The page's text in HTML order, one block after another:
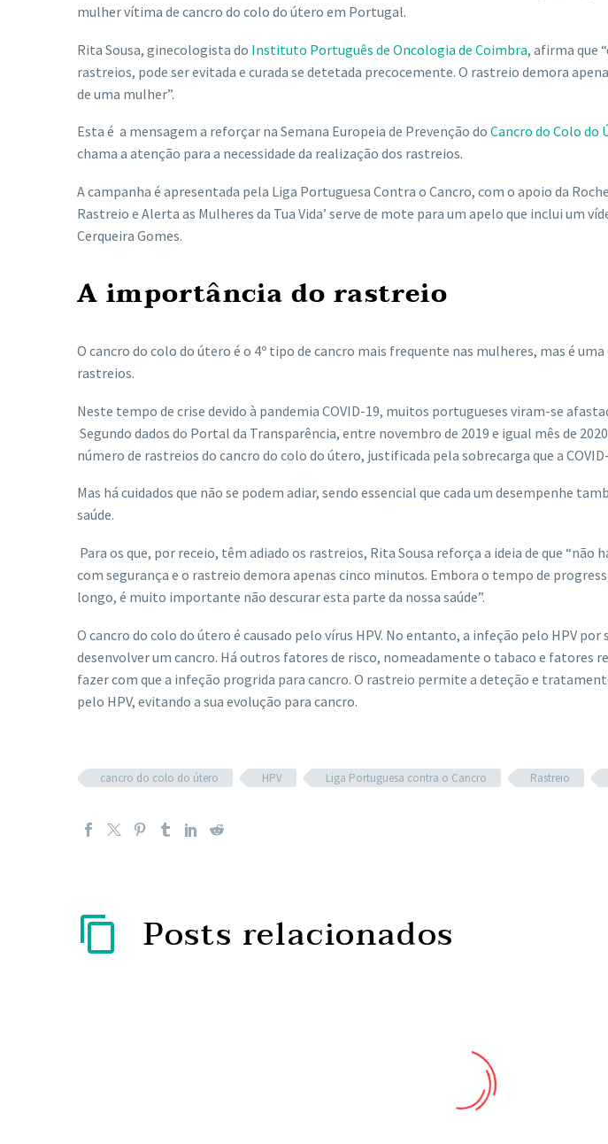
mulher vítima de cancro do colo do útero em Portugal.
Rita Sousa, ginecologista do Instituto Português de Oncologia de Coimbra, afirma que
rastreios, pode ser evitada e curada se detetada precocemente. O rastreio demora
de uma mulher”.
Esta é a mensagem a reforçar na Semana Europeia de Prevenção do Cancro do Colo do
chama a atenção para a necessidade da realização dos rastreios.
A campanha é apresentada pela Liga Portuguesa Contra o Cancro, com o apoio da
Rastreio e Alerta as Mulheres da Tua Vida’ serve de mote para um apelo que inclui um
Cerqueira Gomes.
A importância do rastreio
O cancro do colo do útero é o 4º tipo de cancro mais frequente nas mulheres, mas é
rastreios.
Neste tempo de crise devido à pandemia COVID-19, muitos portugueses viram-se
Segundo dados do Portal da Transparência, entre novembro de 2019 e igual mês de
número de rastreios do cancro do colo do útero, justificada pela sobrecarga que a
Mas há cuidados que não se podem adiar, sendo essencial que cada um desempenhe
saúde.
Para os que, por receio, têm adiado os rastreios, Rita Sousa reforça a ideia de que “não
com segurança e o rastreio demora apenas cinco minutos. Embora o tempo de
longo, é muito importante não descurar esta parte da nossa saúde”.
O cancro do colo do útero é causado pelo vírus HPV. No entanto, a infeção pelo HPV por
desenvolver um cancro. Há outros fatores de risco, nomeadamente o tabaco e fatores
fazer com que a infeção progrida para cancro. O rastreio permite a deteção e
pelo HPV, evitando a sua evolução para cancro.
cancro do colo do útero HPV Liga Portuguesa contra o Cancro Rastreio
Posts relacionados